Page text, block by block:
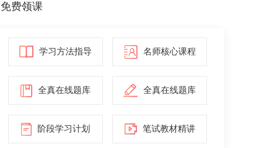
免费领课
学习方法指导 名师核心课程
全真在线题库 全真在线题库
阶段学习计划 笔试教材精讲